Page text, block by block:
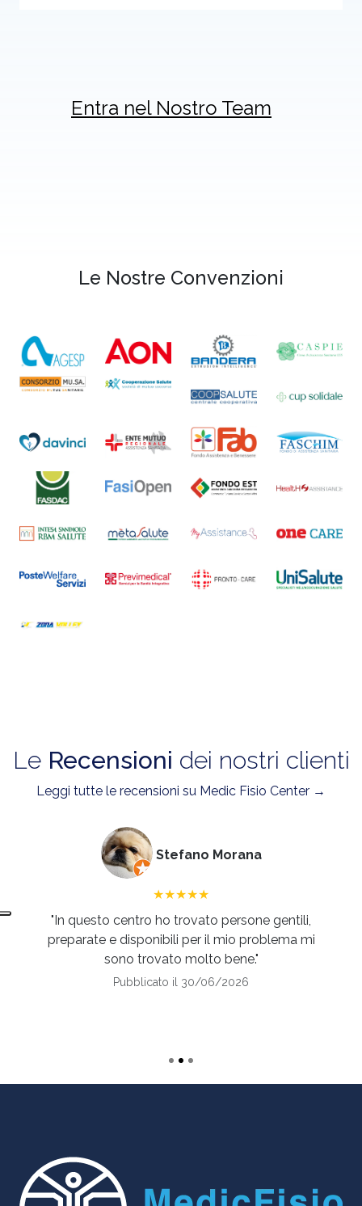
Entra nel Nostro Team
Le Nostre Convenzioni
Le Recensioni dei nostri clienti
Leggi tutte le recensioni su Medic Fisio Center →
Stefano Morana
★★★★★
"In questo centro ho trovato persone gentili,
preparate e disponibili per il mio problema mi
sono trovato molto bene."
Pubblicato il 30/06/2026